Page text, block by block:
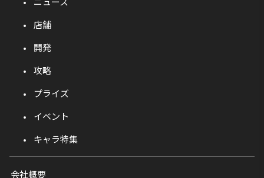
店舗
開発
攻略
プライズ
イベント
キャラ特集
会社概要